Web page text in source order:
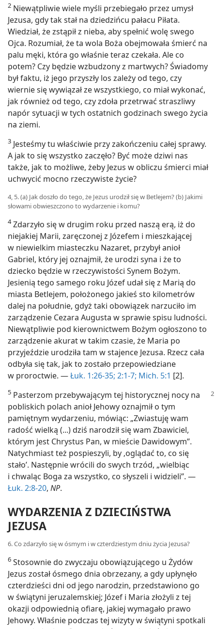
2 Niewątpliwie wiele myśli przebiegało przez umysł
Jezusa, gdy tak stał na dziedzińcu pałacu Piłata.
Wiedział, że zstąpił z nieba, aby spełnić wolę swego
Ojca. Rozumiał, że ta wola Boża obejmowała śmierć na
palu męki, która go właśnie teraz czekała. Ale co
potem? Czy będzie wzbudzony z martwych? Świadomy
był faktu, iż jego przyszły los zależy od tego, czy
wiernie się wywiązał ze wszystkiego, co miał wykonać,
jak również od tego, czy zdoła przetrwać straszliwy
napór sytuacji w tych ostatnich godzinach swego życia
na ziemi.
3 Jesteśmy tu właściwie przy zakończeniu całej sprawy.
A jak to się wszystko zaczęło? Być może dziwi nas
także, jak to możliwe, żeby Jezus w obliczu śmierci miał
uchwycić mocno rzeczywiste życie?
4, 5. (a) Jak doszło do tego, że Jezus urodził się w Betlejem? (b) Jakimi
słowami obwieszczono to wydarzenie i komu?
4Zdarzyło się w drugim roku przed naszą erą, iż do
niejakiej Marii, zaręczonej z Józefem i mieszkającej
w niewielkim miasteczku Nazaret, przybył anioł
Gabriel, który jej oznajmił, że urodzi syna i że to
dziecko będzie w rzeczywistości Synem Bożym.
Jesienią tego samego roku Józef udał się z Marią do
miasta Betlejem, położonego jakieś sto kilometrów
dalej na południe, gdyż taki obowiązek narzuciło im
zarządzenie Cezara Augusta w sprawie spisu ludności.
Niewątpliwie pod kierownictwem Bożym ogłoszono to
zarządzenie akurat w takim czasie, że Maria po
przyjeździe urodziła tam w stajence Jezusa. Rzecz cała
odbyła się tak, jak to zostało przepowiedziane
w proroctwie. —Łuk. 1:26-35; 2:1-7; Mich. 5:1 [2].
5 Pasterzom przebywającym tej historycznej nocy na
pobliskich polach anioł Jehowy oznajmił o tym
pamiętnym wydarzeniu, mówiąc: „Zwiastuję wam
radość wielką (...) dziś narodził się wam Zbawiciel,
którym jest Chrystus Pan, w mieście Dawidowym”.
Natychmiast też pospieszyli, by ‚oglądać to, co się
stało’. Następnie wrócili do swych trzód, „wielbiąc
i chwaląc Boga za wszystko, co słyszeli i widzieli”. —
Łuk. 2:8-20, NP.
WYDARZENIA Z DZIECIŃSTWA
JEZUSA
6. Co zdarzyło się w ósmym i w czterdziestym dniu życia Jezusa?
6 Stosownie do zwyczaju obowiązującego u Żydów
Jezus został ósmego dnia obrzezany, a gdy upłynęło
czterdzieści dni od jego narodzin, przedstawiono go
w świątyni jeruzalemskiej; Józef i Maria złożyli z tej
okazji odpowiednią ofiarę, jakiej wymagało prawo
Jehowy. Właśnie podczas tej wizyty w świątyni spotkali